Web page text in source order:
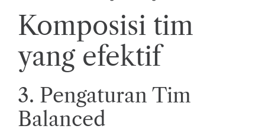
Komposisi tim
yang efektif
3. Pengaturan Tim
Balanced